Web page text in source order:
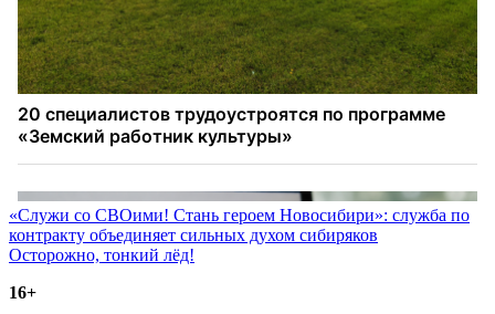
Навигация
по
«Служи со СВОими! Стань героем Новосибири»: служба по
контракту объединяет сильных духом сибиряков
Осторожно, тонкий лёд!
16+